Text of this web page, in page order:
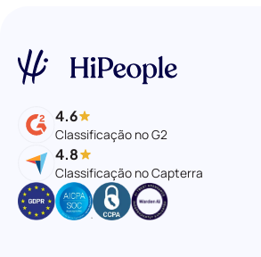
4.6
Classificação no G2
4.8
Classificação no Capterra